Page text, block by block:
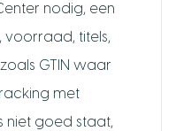
nodig, een
voorraad, titels,
GTIN waar
met
niet goed staat,